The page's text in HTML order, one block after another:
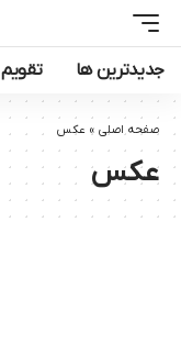
جدیدترین ها تقویم
صفحه اصلی » عکس
عکس